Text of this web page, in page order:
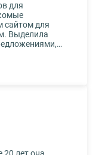
для
сайтом для
Выделила
и